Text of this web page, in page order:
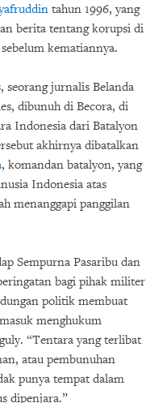
tahun 1996, yang
berita tentang korupsi di
kematiannya.
, seorang jurnalis Belanda
dibunuh di Becora, di
Indonesia dari Batalyon
akhirnya dibatalkan
, komandan batalyon, yang
Indonesia atas
menanggapi panggilan
Sempurna Pasaribu dan
bagi pihak militer
politik membuat
menghukum
“Tentara yang terlibat
atau pembunuhan
punya tempat dalam
dipenjara.”